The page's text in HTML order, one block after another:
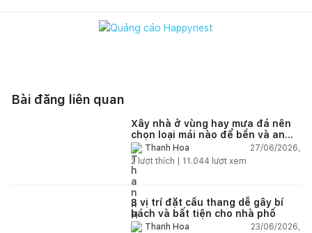
Bài đăng liên quan
Xây nhà ở vùng hay mưa đá nên
chọn loại mái nào để bền và an
toàn?Thanh Hoa
27/06/2026,
2 lượt thích | 11.044 lượt xem
3 vị trí đặt cầu thang dễ gây bí
bách và bất tiện cho nhà phố
Thanh Hoa
23/06/2026,